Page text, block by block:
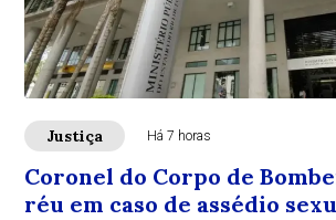
Justiça Há 7 horas
Coronel do Corpo de
réu em caso de assédio